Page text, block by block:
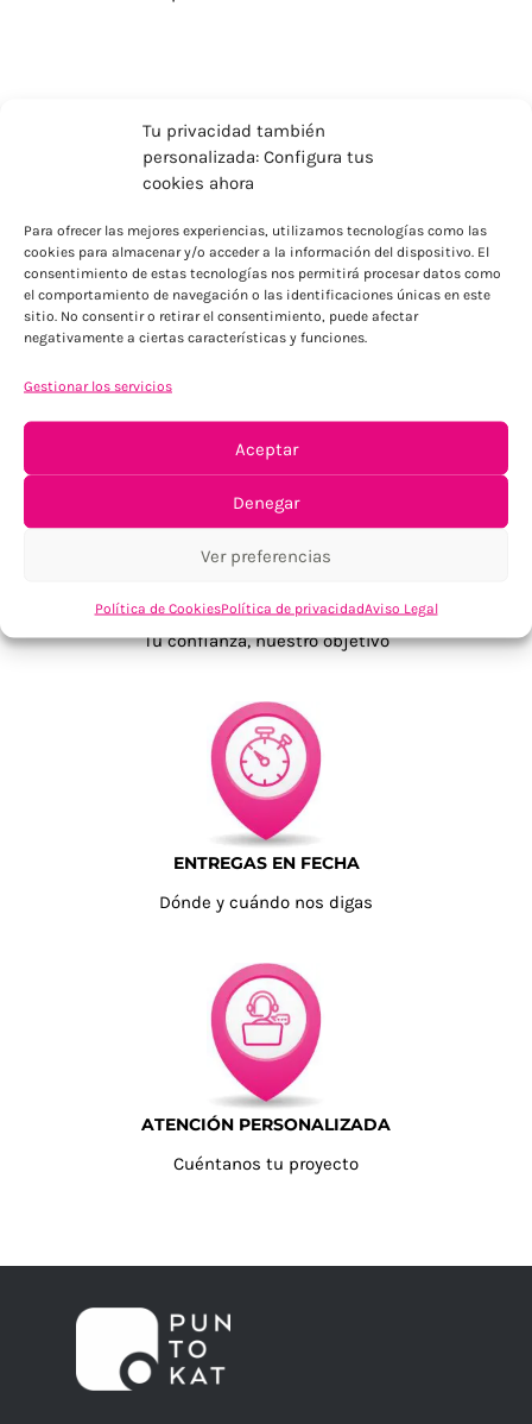
Tu privacidad también
personalizada: Configura tus
cookies ahora
Para ofrecer las mejores experiencias, utilizamos tecnologías como las
cookies para almacenar y/o acceder a la información del dispositivo. El
consentimiento de estas tecnologías nos permitirá procesar datos como
el comportamiento de navegación o las identificaciones únicas en este
sitio. No consentir o retirar el consentimiento, puede afectar
negativamente a ciertas características y funciones.
Gestionar los servicios
Aceptar
Denegar
Ver preferencias
Política de CookiesPolítica de privacidadAviso Legal
ENVÍOS ECONÓMICOS
Para Península, resto consultar
TU SATISFACCIÓN = LA NUESTRA
Tu confianza, nuestro objetivo
ENTREGAS EN FECHA
Dónde y cuándo nos digas
ATENCIÓN PERSONALIZADA
Cuéntanos tu proyecto